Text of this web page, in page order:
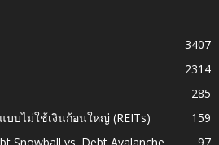
3407
2314
285
บไม่ใช้เงินก้อนใหญ่ (REITs)
159